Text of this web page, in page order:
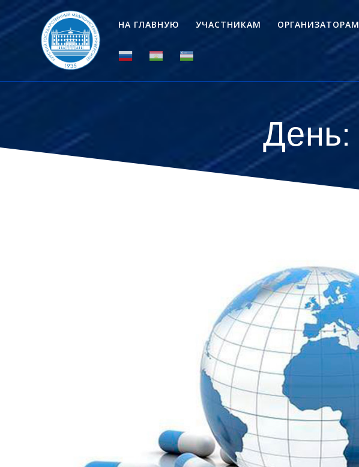
контенту
НА ГЛАВНУЮ УЧАСТНИКАМ ОРГАНИЗАТОРАМ
День: